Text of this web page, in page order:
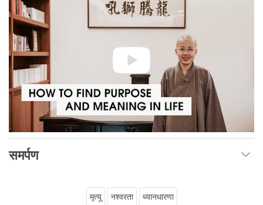
समर्पण
मृत्यू नश्वरता ध्यानधारणा